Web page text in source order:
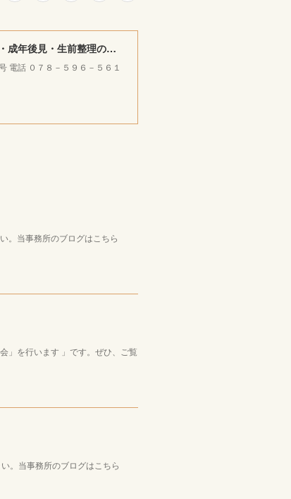
みやけ司法書士・ＦＰ ／ 行政書士事務所 ｜神戸市北区で相続・成年後見・生前整理のご相談をお受けしています。
電話 ０７８－５９６－５６１
。当事務所のブログはこちら
」を行います 」です。ぜひ、ご覧
。当事務所のブログはこちら